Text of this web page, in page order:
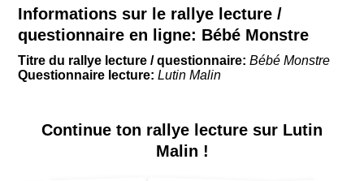
Informations sur le rallye lecture /
questionnaire en ligne: Bébé Monstre
Titre du rallye lecture / questionnaire:Bébé Monstre
Questionnaire lecture:Lutin Malin
Continue ton rallye lecture sur Lutin
Malin !